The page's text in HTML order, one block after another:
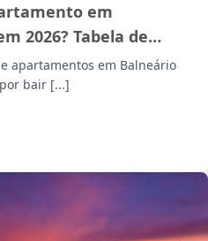
em
2026? Tabela de
apartamentos em Balneário
bair [...]